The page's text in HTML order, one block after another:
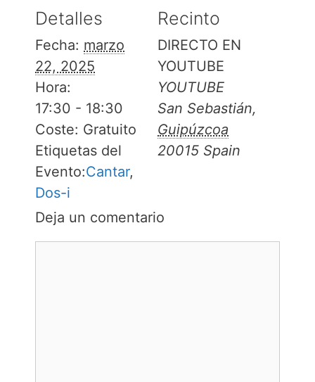
Detalles
Fecha: marzo
22, 2025
Hora:
17:30 - 18:30
Coste: Gratuito
Etiquetas del
Evento:Cantar,
Dos-i
Recinto
DIRECTO EN
YOUTUBE
YOUTUBE
San Sebastián,
Guipúzcoa
20015 Spain
Deja un comentario